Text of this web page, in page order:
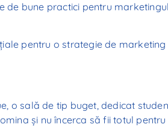
de bune practici pentru
pentru o strategie de marketing
o sală de tip buget, dedicat
și nu încerca să fii totul pentru